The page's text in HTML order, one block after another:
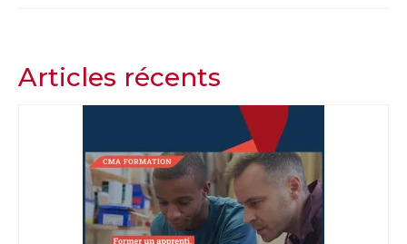
Articles récents